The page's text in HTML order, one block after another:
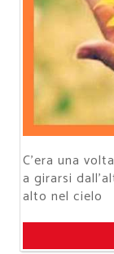
C'era una
a girarsi
alto nel cielo